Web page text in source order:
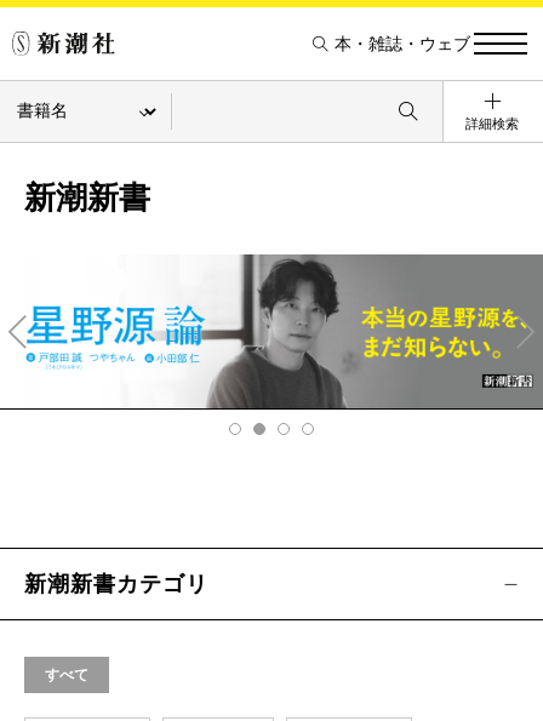
本・雑誌・ウェブ
詳細検索
新潮新書
v
Ne
xt
新潮新書カテゴリ
すべて